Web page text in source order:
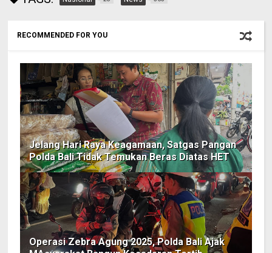
RECOMMENDED FOR YOU
Jelang Hari Raya Keagamaan, Satgas Pangan
Polda Bali Tidak Temukan Beras Diatas HET
Operasi Zebra Agung 2025, Polda Bali Ajak